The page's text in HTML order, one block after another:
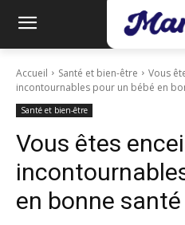
Accueil Santé et bien-être
Vous
incontournables pour un bébé en
Santé et bien-être
Vous êtes
en bonne santé